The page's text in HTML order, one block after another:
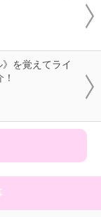
を覚えてライ